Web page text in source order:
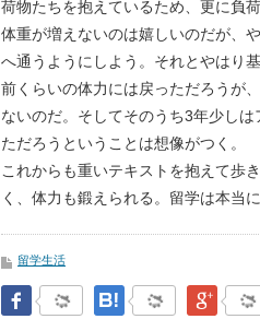
荷物たちを抱えているため、更に負
体重が増えないのは嬉しいのだが、
へ通うようにしよう。それとやはり
前くらいの体力には戻っただろうが
ないのだ。そしてそのうち3年少し
ただろうということは想像がつく。
これからも重いテキストを抱えて歩
く、体力も鍛えられる。留学は本当
留学生活
Facebook はてなブックマー